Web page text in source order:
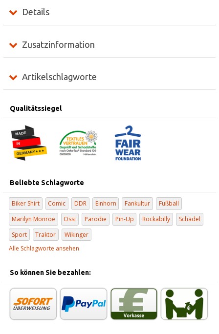
Details
Zusatzinformation
Artikelschlagworte
Qualitätssiegel
Beliebte Schlagworte
Biker Shirt Comic DDR Einhorn Fankultur
Fußball
Marilyn Monroe
Ossi Parodie Pin-Up Rockabilly
Schädel
Sport
Traktor
Wikinger
Alle Schlagworte ansehen
So können Sie bezahlen: